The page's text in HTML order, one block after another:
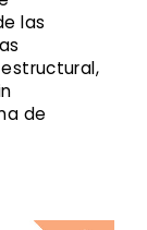
las
de